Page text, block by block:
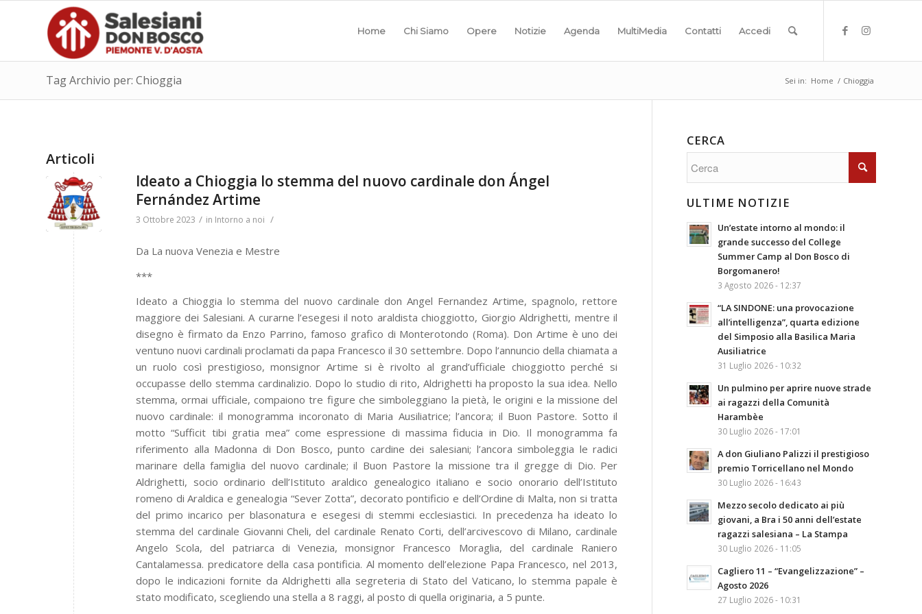
Home Chi Siamo Opere Notizie Agenda MultiMedia Contatti Accedi
Tag Archivio per: Chioggia Sei in: Home / Chioggia
Articoli
Ideato a Chioggia lo stemma del nuovo cardinale don Ángel
Fernández Artime
3 Ottobre 2023 / in Intorno a noi /
Da La nuova Venezia e Mestre
***
Ideato a Chioggia lo stemma del nuovo cardinale don Angel Fernandez Artime, spagnolo, rettore
maggiore dei Salesiani. A curarne l’esegesi il noto araldista chioggiotto, Giorgio Aldrighetti, mentre il
disegno è firmato da Enzo Parrino, famoso grafico di Monterotondo (Roma). Don Artime è uno dei
ventuno nuovi cardinali proclamati da papa Francesco il 30 settembre. Dopo l’annuncio della chiamata a
un ruolo così prestigioso, monsignor Artime si è rivolto al grand’ufficiale chioggiotto perché si
occupasse dello stemma cardinalizio. Dopo lo studio di rito, Aldrighetti ha proposto la sua idea. Nello
stemma, ormai ufficiale, compaiono tre figure che simboleggiano la pietà, le origini e la missione del
nuovo cardinale: il monogramma incoronato di Maria Ausiliatrice; l’ancora; il Buon Pastore. Sotto il
motto “Sufficit tibi gratia mea” come espressione di massima fiducia in Dio. Il monogramma fa
riferimento alla Madonna di Don Bosco, punto cardine dei salesiani; l’ancora simboleggia le radici
marinare della famiglia del nuovo cardinale; il Buon Pastore la missione tra il gregge di Dio. Per
Aldrighetti, socio ordinario dell’Istituto araldico genealogico italiano e socio onorario dell’Istituto
romeno di Araldica e genealogia “Sever Zotta”, decorato pontificio e dell’Ordine di Malta, non si tratta
del primo incarico per blasonatura e esegesi di stemmi ecclesiastici. In precedenza ha ideato lo
stemma del cardinale Giovanni Cheli, del cardinale Renato Corti, dell’arcivescovo di Milano, cardinale
Angelo Scola, del patriarca di Venezia, monsignor Francesco Moraglia, del cardinale Raniero
Cantalamessa. predicatore della casa pontificia. Al momento dell’elezione Papa Francesco, nel 2013,
dopo le indicazioni fornite da Aldrighetti alla segreteria di Stato del Vaticano, lo stemma papale è
stato modificato, scegliendo una stella a 8 raggi, al posto di quella originaria, a 5 punte.
CERCA
ULTIME NOTIZIE
Un’estate intorno al mondo: il
grande successo del College
Summer Camp al Don Bosco di
Borgomanero!
3 Agosto 2026 - 12:37
“LA SINDONE: una provocazione
all’intelligenza”, quarta edizione
del Simposio alla Basilica Maria
Ausiliatrice
31 Luglio 2026 - 10:32
Un pulmino per aprire nuove strade
ai ragazzi della Comunità
Harambèe
30 Luglio 2026 - 17:01
A don Giuliano Palizzi il prestigioso
premio Torricellano nel Mondo
30 Luglio 2026 - 16:43
Mezzo secolo dedicato ai più
giovani, a Bra i 50 anni dell’estate
ragazzi salesiana – La Stampa
30 Luglio 2026 - 11:05
Cagliero 11 – “Evangelizzazione” –
Agosto 2026
27 Luglio 2026 - 10:31